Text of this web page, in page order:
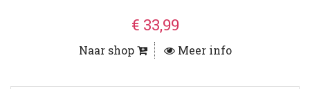
€ 33,99
Naar shop Meer info